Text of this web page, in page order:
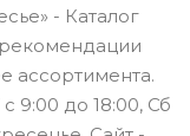
- Каталог
ассортимента.
9:00 до 18:00, Сб